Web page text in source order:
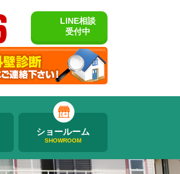
LINE相談
受付中
ショールーム
SHOWROOM